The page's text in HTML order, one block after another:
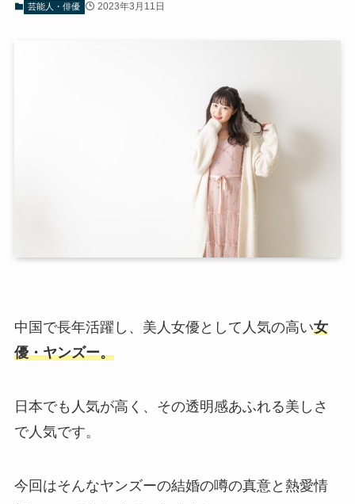
芸能人・俳優 2023年3月11日
中国で長年活躍し、美人女優として人気の高い女
優・ヤンズー。
日本でも人気が高く、その透明感あふれる美しさ
で人気です。
今回はそんなヤンズーの結婚の噂の真意と熱愛情